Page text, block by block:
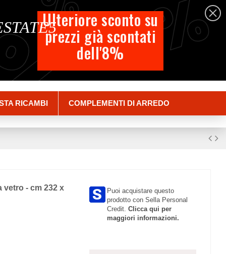
Italiano
Carrello
RICAMBI COMPLEMENTI DI ARREDO
vetro - cm 232 x
Puoi acquistare questo
prodotto con Sella Personal
Credit.Clicca qui per
maggiori informazioni.
%
Ulteriore sconto su
prezzi già scontati
dell'8%